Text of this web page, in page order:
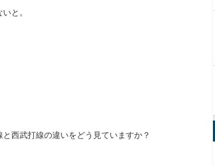
と。
西武打線の違いをどう見ていますか？